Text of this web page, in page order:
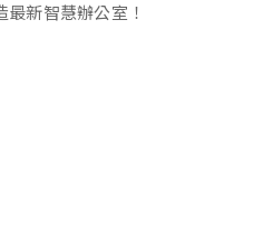
新智慧辦公室！